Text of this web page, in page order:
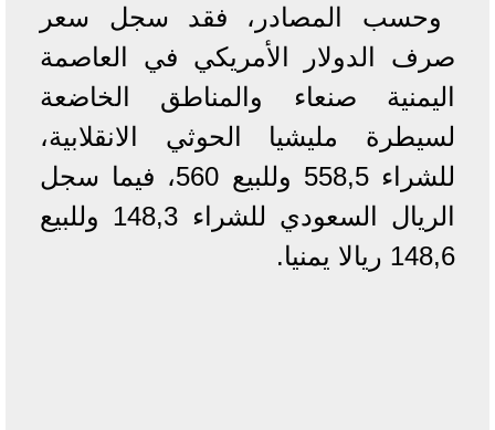
وحسب المصادر، فقد سجل سعر
صرف الدولار الأمريكي في العاصمة
اليمنية صنعاء والمناطق الخاضعة
لسيطرة مليشيا الحوثي الانقلابية،
للشراء 558,5 وللبيع 560، فيما سجل
الريال السعودي للشراء 148,3 وللبيع
148,6 ريالا يمنيا.